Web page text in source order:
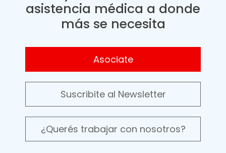
asistencia médica a donde
más se necesita
Asociate
Suscribite al Newsletter
¿Querés trabajar con nosotros?